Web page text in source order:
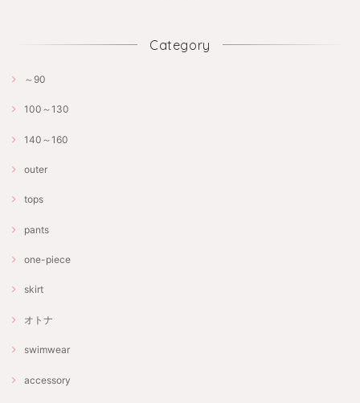
Category
～90
100～130
140～160
outer
tops
pants
one-piece
skirt
オトナ
swimwear
accessory